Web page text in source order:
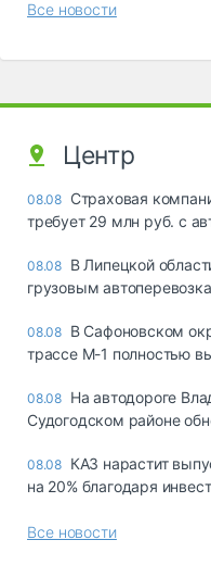
Все новости
Центр
08.08 Страховая
требует 29 млн руб. с
08.08 В Липецкой
грузовым
08.08 В Сафоновском
трассе М-1 полностью
08.08 На автодороге
Судогодском районе
08.08 КАЗ нарастит
на 20% благодаря
Все новости